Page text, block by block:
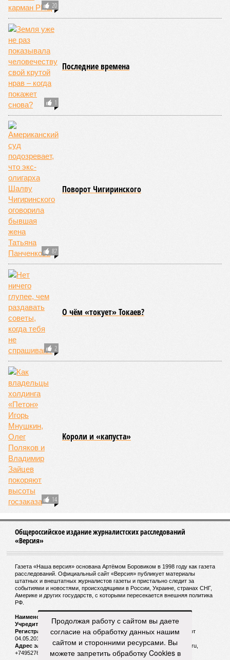
20
1
Последние времена
87
Поворот Чигиринского
2
О чём «токует» Токаев?
14
Kороли и «капуста»
Общероссийское издание журналистских расследований
«Версия»
Газета «Наша версия» основана Артёмом Боровиком в 1998 году как газета
расследований. Официальный сайт «Версия» публикует материалы
штатных и внештатных журналистов газеты и пристально следит за
событиями и новостями, происходящими в России, Украине, странах СНГ,
Америке и других государств, с которыми пересекается внешняя политика
РФ.
Наименование:
Учредитель:
ООО «Версия»,Главный редактор:Горевой Р. Г.
Регистрационный номер Роскомнадзора:ЭЛ № ФС 77 - 72681 от
04.05.2018 г.
Адрес электронной почты и телефон редакции:versia@versia.ru,
+74952760348
Продолжая работу с сайтом вы даете
согласие на обработку данных нашим
сайтом и сторонними ресурсами. Вы
можете запретить обработку Cookies в